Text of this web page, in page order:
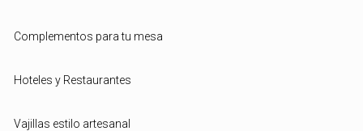
Complementos para tu mesa
Hoteles y Restaurantes
Vajillas estilo artesanal